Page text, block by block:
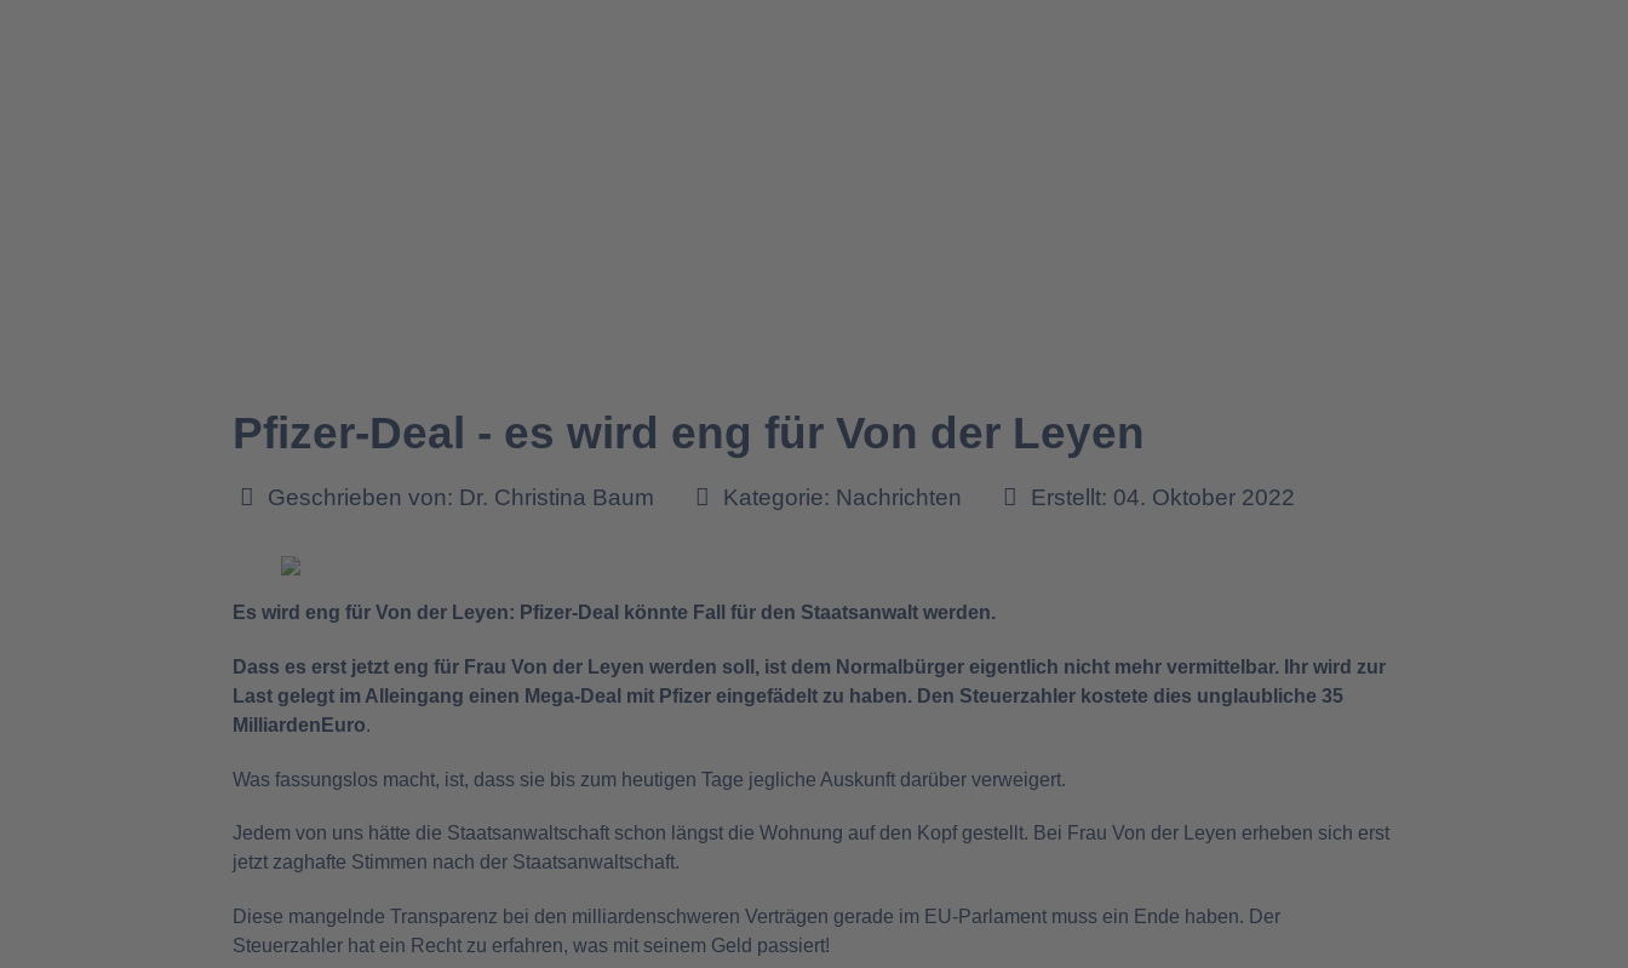
Pfizer-Deal - es wird eng für Von der Leyen
Geschrieben von: Dr. Christina Baum Kategorie: Nachrichten Erstellt: 04. Oktober 2022
Es wird eng für Von der Leyen: Pfizer-Deal könnte Fall für den Staatsanwalt werden.
Dass es erst jetzt eng für Frau Von der Leyen werden soll, ist dem Normalbürger eigentlich nicht mehr vermittelbar. Ihr wird zur
Last gelegt im Alleingang einen Mega-Deal mit Pfizer eingefädelt zu haben. Den Steuerzahler kostete dies unglaubliche 35
Milliarden Euro.
Was fassungslos macht, ist, dass sie bis zum heutigen Tage jegliche Auskunft darüber verweigert.
Jedem von uns hätte die Staatsanwaltschaft schon längst die Wohnung auf den Kopf gestellt. Bei Frau Von der Leyen erheben sich erst
jetzt zaghafte Stimmen nach der Staatsanwaltschaft.
Diese mangelnde Transparenz bei den milliardenschweren Verträgen gerade im EU-Parlament muss ein Ende haben. Der
Steuerzahler hat ein Recht zu erfahren, was mit seinem Geld passiert!